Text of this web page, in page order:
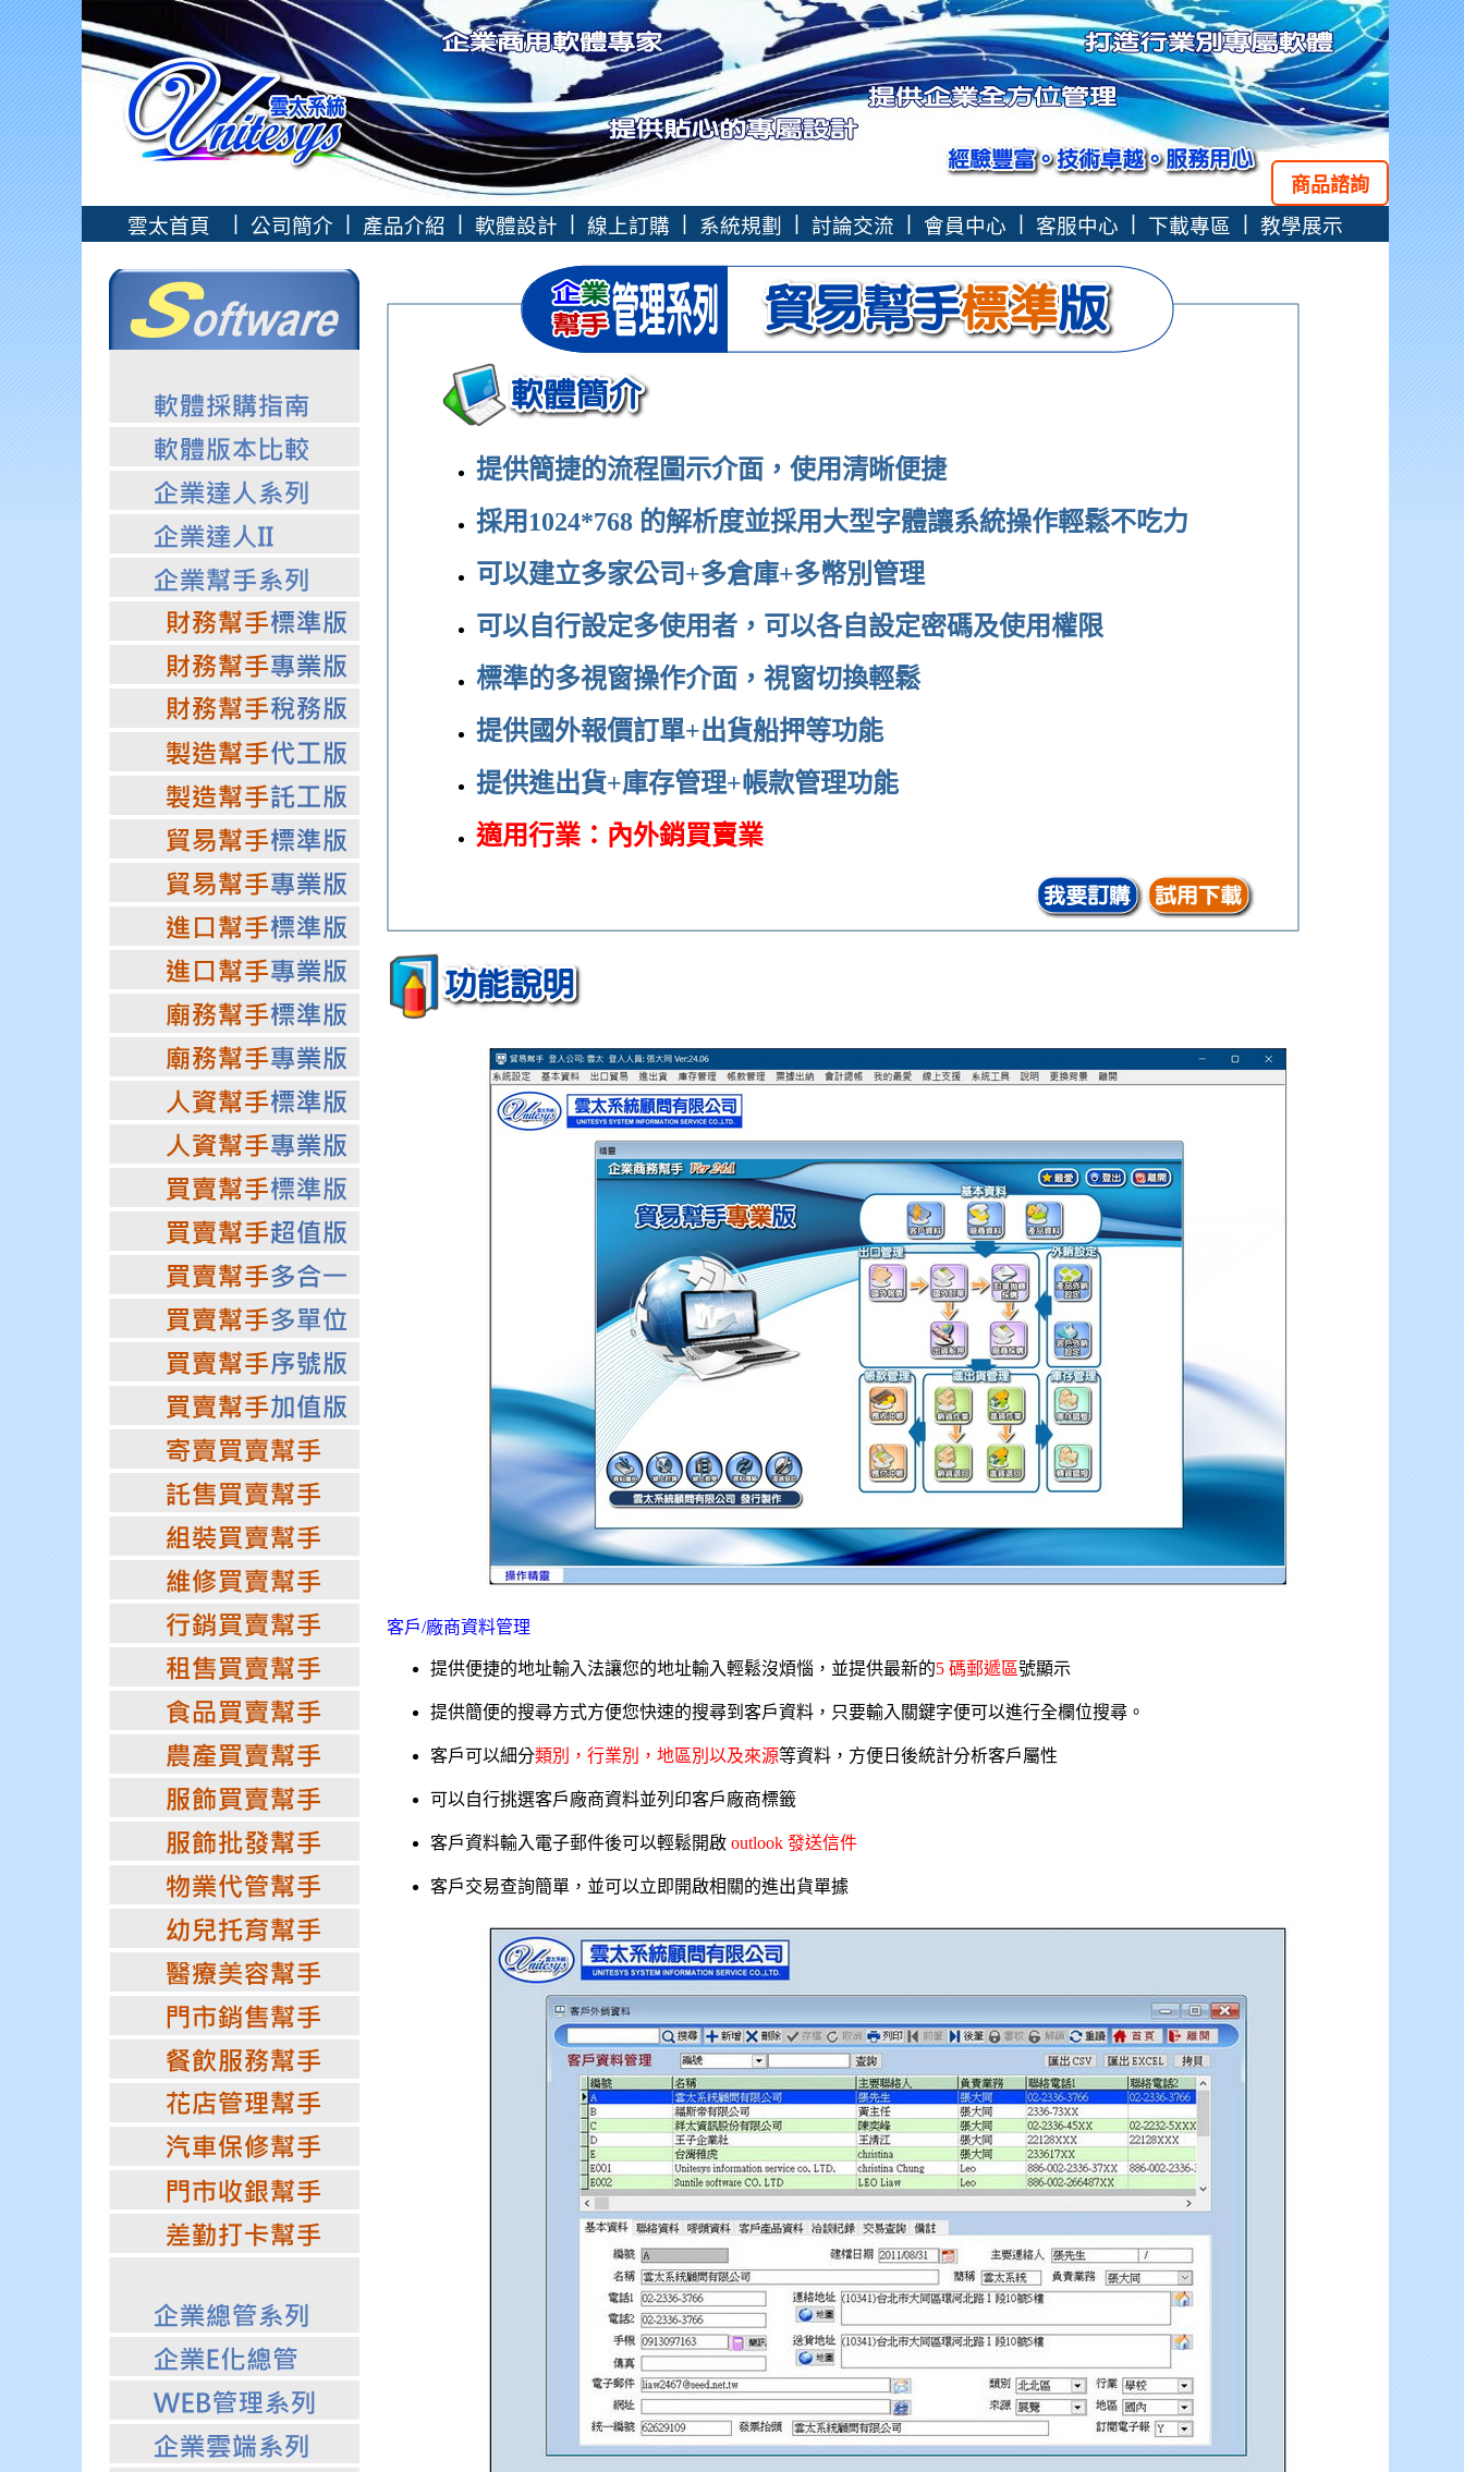
商品諮詢
雲太首頁 公司簡介 產品介紹 軟體設計 線上訂購 系統規劃 討論交流 會員中心 客服中心 下載專區 教學展示
提供簡捷的流程圖示介面，使用清晰便捷
採用1024*768 的解析度並採用大型字體讓系統操作輕鬆不吃力
可以建立多家公司+多倉庫+多幣別管理
可以自行設定多使用者，可以各自設定密碼及使用權限
標準的多視窗操作介面，視窗切換輕鬆
提供國外報價訂單+出貨船押等功能
提供進出貨+庫存管理+帳款管理功能
適用行業：內外銷買賣業
客戶/廠商資料管理
提供便捷的地址輸入法讓您的地址輸入輕鬆沒煩惱，並提供最新的5 碼郵遞區號顯示
提供簡便的搜尋方式方便您快速的搜尋到客戶資料，只要輸入關鍵字便可以進行全欄位搜尋。
客戶可以細分類別，行業別，地區別以及來源等資料，方便日後統計分析客戶屬性
可以自行挑選客戶廠商資料並列印客戶廠商標籤
客戶資料輸入電子郵件後可以輕鬆開啟 outlook 發送信件
客戶交易查詢簡單，並可以立即開啟相關的進出貨單據